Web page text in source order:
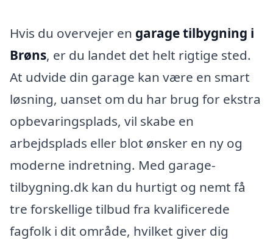
Hvis du overvejer en garage tilbygning i
Brøns, er du landet det helt rigtige sted.
At udvide din garage kan være en smart
løsning, uanset om du har brug for ekstra
opbevaringsplads, vil skabe en
arbejdsplads eller blot ønsker en ny og
moderne indretning. Med garage-
tilbygning.dk kan du hurtigt og nemt få
tre forskellige tilbud fra kvalificerede
fagfolk i dit område, hvilket giver dig